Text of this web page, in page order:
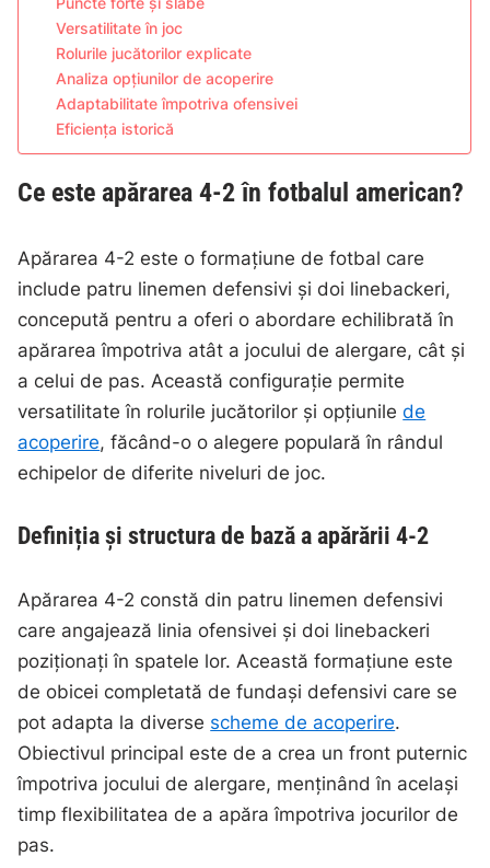
Versatilitate în joc
Rolurile jucătorilor explicate
Analiza opțiunilor de acoperire
Adaptabilitate împotriva ofensivei
Eficiența istorică
Ce este apărarea 4-2 în fotbalul american?
Apărarea 4-2 este o formațiune de fotbal care
include patru linemen defensivi și doi linebackeri,
concepută pentru a oferi o abordare echilibrată în
apărarea împotriva atât a jocului de alergare, cât și
a celui de pas. Această configurație permite
versatilitate în rolurile jucătorilor și opțiunilede
acoperire, făcând-o o alegere populară în rândul
echipelor de diferite niveluri de joc.
Definiția și structura de bază a apărării 4-2
Apărarea 4-2 constă din patru linemen defensivi
care angajează linia ofensivei și doi linebackeri
poziționați în spatele lor. Această formațiune este
de obicei completată de fundași defensivi care se
pot adapta la diverse scheme de acoperire.
Obiectivul principal este de a crea un front puternic
împotriva jocului de alergare, menținând în același
timp flexibilitatea de a apăra împotriva jocurilor de
pas.